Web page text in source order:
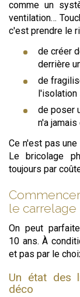
comme un
ventilation…
c'est prendre le
de créer
derrière
de
l'isolation
de poser
n'a
Ce n'est pas
Le bricolage
toujours par
le carrelage
On peut
10 ans. À
et pas par le
Un état des
déco